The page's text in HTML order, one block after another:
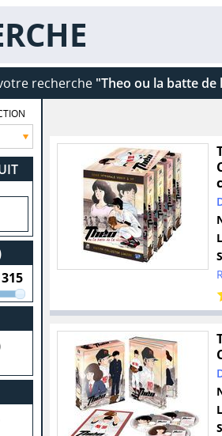
recherche "Theo ou la batte